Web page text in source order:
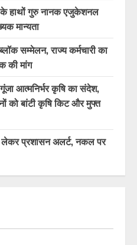
के हाथों गुरु नानक एजुकेशनल
मान्यता
सम्मेलन, राज्य कर्मचारी का
की मांग
आत्मनिर्भर कृषि का संदेश,
को बांटी कृषि किट और मुफ्त
लेकर प्रशासन अलर्ट, नकल पर